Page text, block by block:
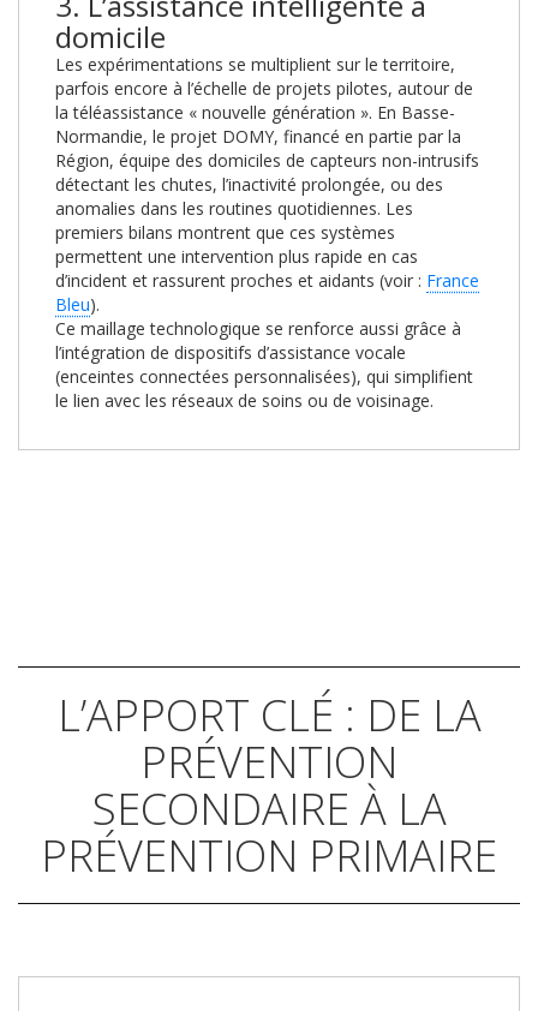
domicile
Les expérimentations se multiplient sur le territoire,
parfois encore à l’échelle de projets pilotes, autour de
la téléassistance « nouvelle génération ». En Basse-
Normandie, le projet DOMY, financé en partie par la
Région, équipe des domiciles de capteurs non-intrusifs
détectant les chutes, l’inactivité prolongée, ou des
anomalies dans les routines quotidiennes. Les
premiers bilans montrent que ces systèmes
permettent une intervention plus rapide en cas
d’incident et rassurent proches et aidants (voir : France
Bleu).
Ce maillage technologique se renforce aussi grâce à
l’intégration de dispositifs d’assistance vocale
(enceintes connectées personnalisées), qui simplifient
le lien avec les réseaux de soins ou de voisinage.
L’APPORT CLÉ : DE LA
PRÉVENTION
SECONDAIRE À LA
PRÉVENTION PRIMAIRE